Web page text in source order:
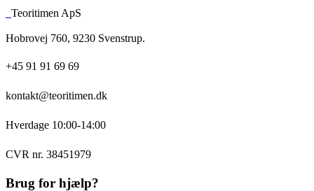
Teoritimen ApS
Hobrovej 760, 9230 Svenstrup.
+45 91 91 69 69
kontakt@teoritimen.dk
Hverdage 10:00-14:00
CVR nr. 38451979
Brug for hjælp?